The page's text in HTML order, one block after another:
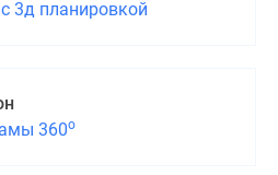
3д планировкой
360о